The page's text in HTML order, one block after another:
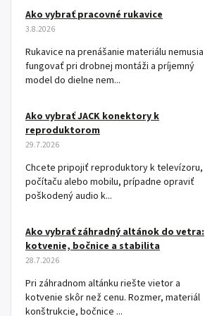
Ako vybrať pracovné rukavice
3.8.2026
Rukavice na prenášanie materiálu nemusia
fungovať pri drobnej montáži a príjemný
model do dielne nem...
Ako vybrať JACK konektory k
reproduktorom
29.7.2026
Chcete pripojiť reproduktory k televízoru,
počítaču alebo mobilu, prípadne opraviť
poškodený audio k...
Ako vybrať záhradný altánok do vetra:
kotvenie, bočnice a stabilita
28.7.2026
Pri záhradnom altánku riešte vietor a
kotvenie skôr než cenu. Rozmer, materiál
konštrukcie, bočnice ...